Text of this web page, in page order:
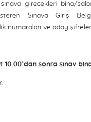
girecekleri bina/
Sınava Giriş
numaraları ve aday
sonra sınav